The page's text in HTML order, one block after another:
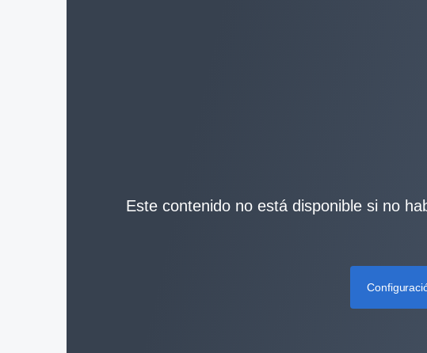
Este contenido no está disponible si no